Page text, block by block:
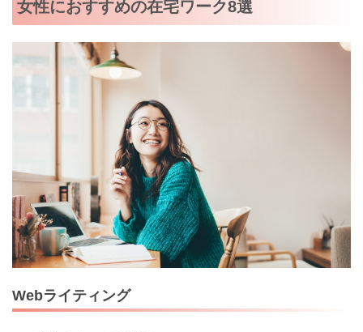
女性におすすめの在宅ワーク8選
Webライティング